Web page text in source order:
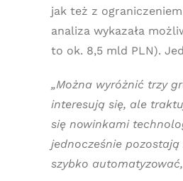
jak też z
analiza wykazała
to ok. 8,5 mld PLN).
„Można wyróżnić trzy
interesują się, ale
się nowinkami
jednocześnie
szybko